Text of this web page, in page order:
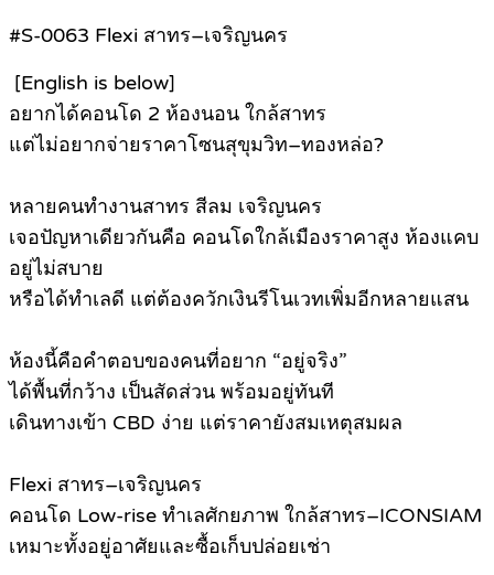
#S-0063 Flexi สาทร–เจริญนคร
[English is below]
อยากได้คอนโด 2 ห้องนอน ใกล้สาทร
แต่ไม่อยากจ่ายราคาโซนสุขุมวิท–ทองหล่อ?
หลายคนทำงานสาทร สีลม เจริญนคร
เจอปัญหาเดียวกันคือ คอนโดใกล้เมืองราคาสูง ห้องแคบ
อยู่ไม่สบาย
หรือได้ทำเลดี แต่ต้องควักเงินรีโนเวทเพิ่มอีกหลายแสน
ห้องนี้คือคำตอบของคนที่อยาก “อยู่จริง”
ได้พื้นที่กว้าง เป็นสัดส่วน พร้อมอยู่ทันที
เดินทางเข้า CBD ง่าย แต่ราคายังสมเหตุสมผล
Flexi สาทร–เจริญนคร
คอนโด Low-rise ทำเลศักยภาพ ใกล้สาทร–ICONSIAM
เหมาะทั้งอยู่อาศัยและซื้อเก็บปล่อยเช่า